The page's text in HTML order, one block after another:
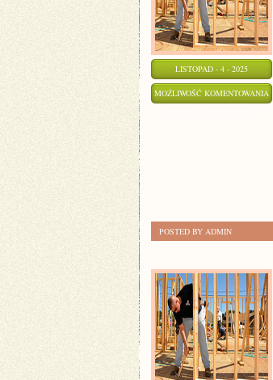
LISTOPAD - 4 - 2025
MOŻLIWOŚĆ KOMENTOWANIA
POSTED BY ADMIN